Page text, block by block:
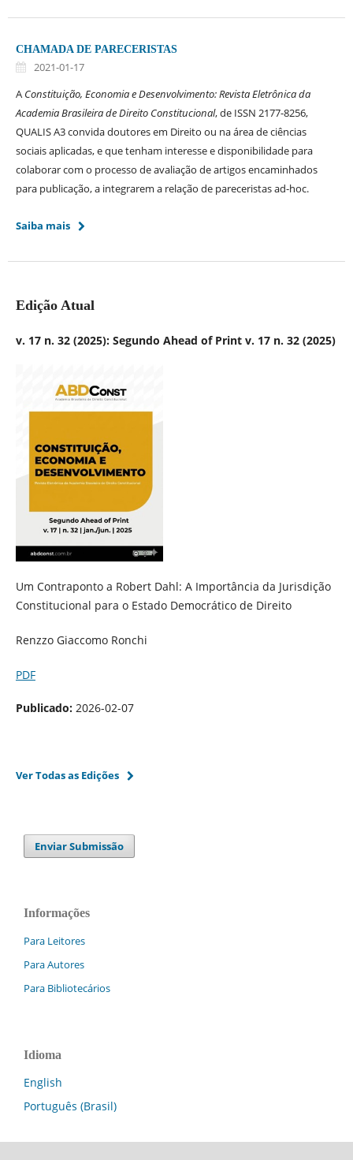
CHAMADA DE PARECERISTAS
2021-01-17
A Constituição, Economia e Desenvolvimento: Revista Eletrônica da
Academia Brasileira de Direito Constitucional, de ISSN 2177-8256,
QUALIS A3 convida doutores em Direito ou na área de ciências
sociais aplicadas, e que tenham interesse e disponibilidade para
colaborar com o processo de avaliação de artigos encaminhados
para publicação, a integrarem a relação de pareceristas ad-hoc.
Saiba mais
Edição Atual
v. 17 n. 32 (2025): Segundo Ahead of Print v. 17 n. 32 (2025)
Um Contraponto a Robert Dahl: A Importância da Jurisdição
Constitucional para o Estado Democrático de Direito
Renzzo Giaccomo Ronchi
PDF
Publicado: 2026-02-07
Ver Todas as Edições
Enviar Submissão
Informações
Para Leitores
Para Autores
Para Bibliotecários
Idioma
English
Português (Brasil)